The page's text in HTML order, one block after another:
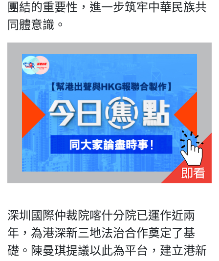
登記支持
聯絡我們
政
策
及
免
團結的重要性，進一步筑牢中華民族共
同體意識。
深圳國際仲裁院喀什分院已運作近兩
年，為港深新三地法治合作奠定了基
礎。陳曼琪提議以此為平台，建立港新